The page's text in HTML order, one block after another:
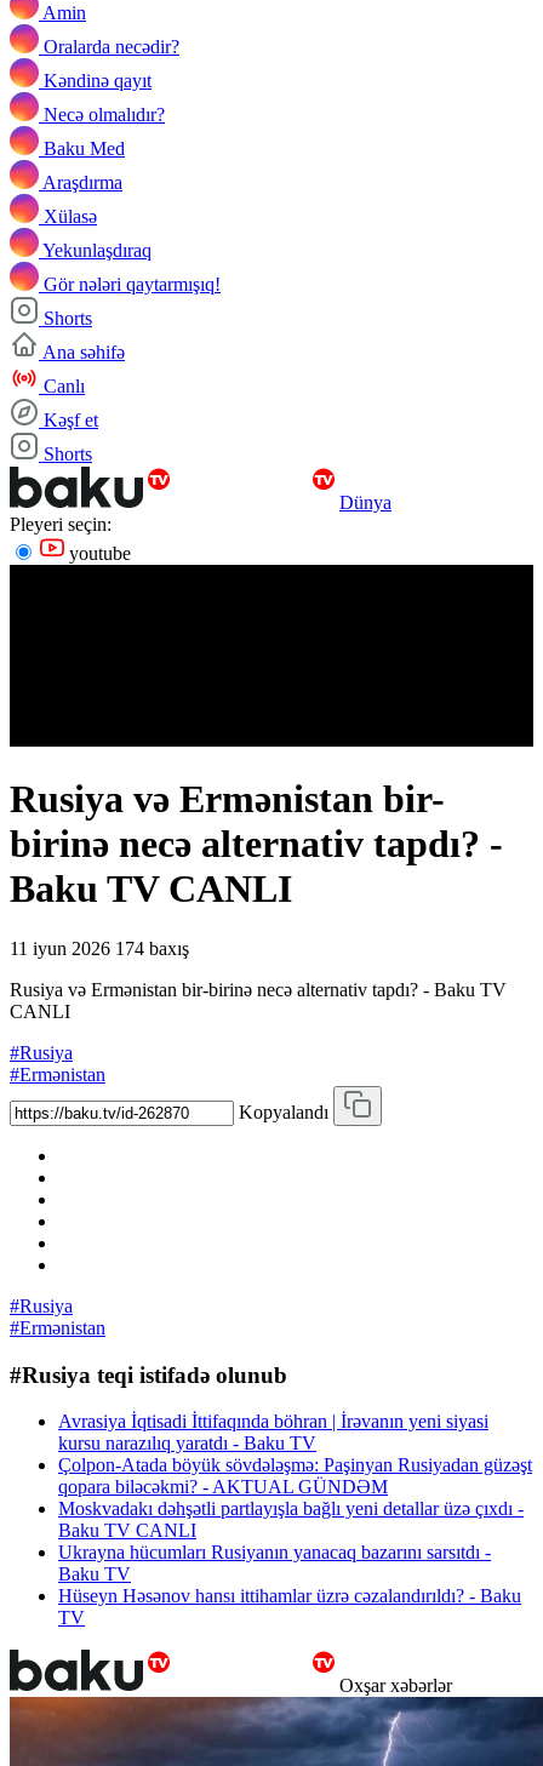
Amin
Oralarda necədir?
Kəndinə qayıt
Necə olmalıdır?
Baku Med
Araşdırma
Xülasə
Yekunlaşdıraq
Gör nələri qaytarmışıq!
Shorts
Ana səhifə
Canlı
Kəşf et
Shorts
Dünya
Pleyeri seçin:
youtube
Rusiya və Ermənistan bir-
birinə necə alternativ tapdı? -
Baku TV CANLI
11 iyun 2026 174 baxış
Rusiya və Ermənistan bir-birinə necə alternativ tapdı? - Baku TV
CANLI
#Rusiya
#Ermənistan
Kopyalandı
#Rusiya
#Ermənistan
#Rusiya teqi istifadə olunub
Avrasiya İqtisadi İttifaqında böhran | İrəvanın yeni siyasi
kursu narazılıq yaratdı - Baku TV
Çolpon-Atada böyük sövdələşmə: Paşinyan Rusiyadan güzəşt
qopara biləcəkmi? - AKTUAL GÜNDƏM
Moskvadakı dəhşətli partlayışla bağlı yeni detallar üzə çıxdı -
Baku TV CANLI
Ukrayna hücumları Rusiyanın yanacaq bazarını sarsıtdı -
Baku TV
Hüseyn Həsənov hansı ittihamlar üzrə cəzalandırıldı? - Baku
TV
Oxşar xəbərlər